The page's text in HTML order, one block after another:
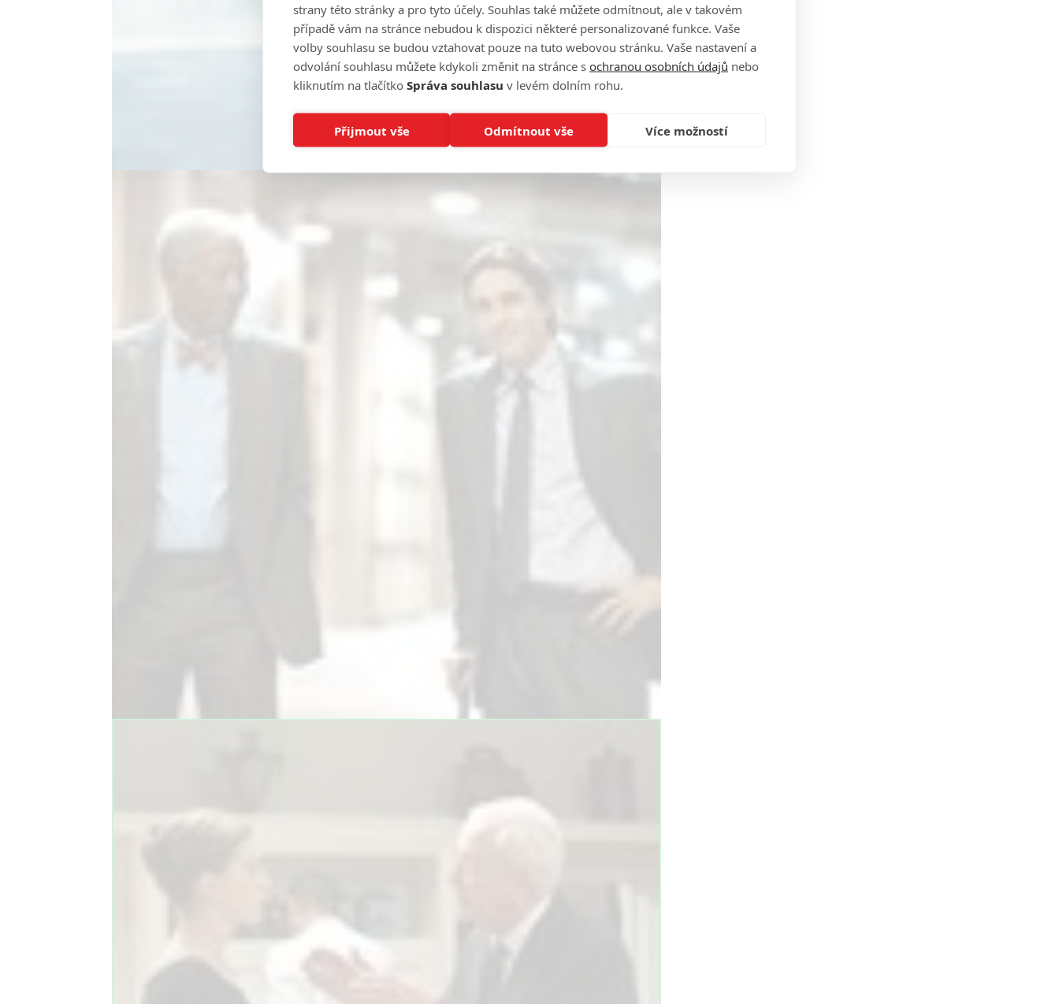
strany této stránky a pro tyto účely. Souhlas také můžete odmítnout, ale v takovém
případě vám na stránce nebudou k dispozici některé personalizované funkce. Vaše
volby souhlasu se budou vztahovat pouze na tuto webovou stránku. Vaše nastavení a
odvolání souhlasu můžete kdykoli změnit na stránce s ochranou osobních údajů nebo
kliknutím na tlačítko Správa souhlasu v levém dolním rohu.
Přijmout vše Odmítnout vše Více možností